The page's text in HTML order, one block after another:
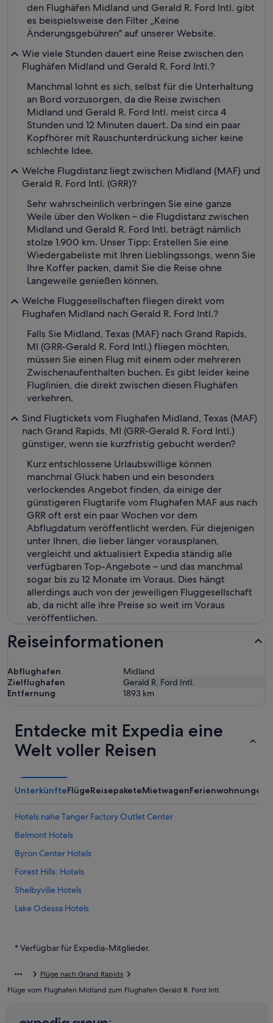
den Flughäfen Midland und Gerald R. Ford Intl. gibt
es beispielsweise den Filter „Keine
Änderungsgebühren" auf unserer Website.
Wie viele Stunden dauert eine Reise zwischen den
Flughäfen Midland und Gerald R. Ford Intl.?
Manchmal lohnt es sich, selbst für die Unterhaltung
an Bord vorzusorgen, da die Reise zwischen
Midland und Gerald R. Ford Intl. meist circa 4
Stunden und 12 Minuten dauert. Da sind ein paar
Kopfhörer mit Rauschunterdrückung sicher keine
schlechte Idee.
Welche Flugdistanz liegt zwischen Midland (MAF) und
Gerald R. Ford Intl. (GRR)?
Sehr wahrscheinlich verbringen Sie eine ganze
Weile über den Wolken – die Flugdistanz zwischen
Midland und Gerald R. Ford Intl. beträgt nämlich
stolze 1.900 km. Unser Tipp: Erstellen Sie eine
Wiedergabeliste mit Ihren Lieblingssongs, wenn Sie
Ihre Koffer packen, damit Sie die Reise ohne
Langeweile genießen können.
Welche Fluggesellschaften fliegen direkt vom
Flughafen Midland nach Gerald R. Ford Intl.?
Falls Sie Midland, Texas (MAF) nach Grand Rapids,
MI (GRR-Gerald R. Ford Intl.) fliegen möchten,
müssen Sie einen Flug mit einem oder mehreren
Zwischenaufenthalten buchen. Es gibt leider keine
Fluglinien, die direkt zwischen diesen Flughäfen
verkehren.
Sind Flugtickets vom Flughafen Midland, Texas (MAF)
nach Grand Rapids, MI (GRR-Gerald R. Ford Intl.)
günstiger, wenn sie kurzfristig gebucht werden?
Kurz entschlossene Urlaubswillige können
manchmal Glück haben und ein besonders
verlockendes Angebot finden, da einige der
günstigeren Flugtarife vom Flughafen MAF aus nach
GRR oft erst ein paar Wochen vor dem
Abflugdatum veröffentlicht werden. Für diejenigen
unter Ihnen, die lieber länger vorausplanen,
vergleicht und aktualisiert Expedia ständig alle
verfügbaren Top-Angebote – und das manchmal
sogar bis zu 12 Monate im Voraus. Dies hängt
allerdings auch von der jeweiligen Fluggesellschaft
ab, da nicht alle ihre Preise so weit im Voraus
veröffentlichen.
Reiseinformationen
Abflughafen
Midland
Zielflughafen
Gerald R. Ford Intl.
Entfernung
1893 km
Entdecke mit Expedia eine
Welt voller Reisen
UnterkünfteFlügeReisepaketeMietwagenFerienwohnungen
Hotels nahe Tanger Factory Outlet Center
Belmont Hotels
Byron Center Hotels
Forest Hills: Hotels
Shelbyville Hotels
Lake Odessa Hotels
Hastings Hotels
Ada Hotels
Motels in Marne
* Verfügbar für Expedia-Mitglieder.
Flüge nach Grand Rapids
Flüge vom Flughafen Midland zum Flughafen Gerald R. Ford Intl.